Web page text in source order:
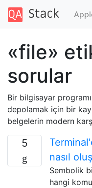
«file»
sorular
Bir bilgisayar
depolamak için bir
belgelerin modern
5
nasıl
Sembolik
hangi